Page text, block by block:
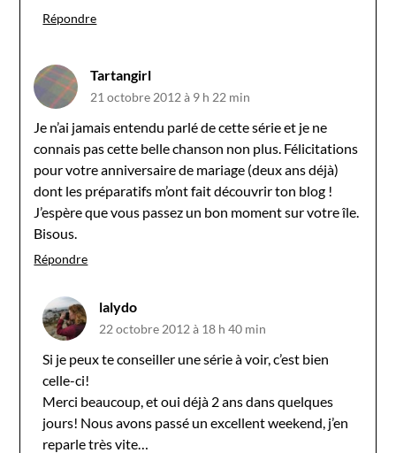
Répondre
Tartangirl
21 octobre 2012 à 9 h 22 min
Je n’ai jamais entendu parlé de cette série et je ne
connais pas cette belle chanson non plus. Félicitations
pour votre anniversaire de mariage (deux ans déjà)
dont les préparatifs m’ont fait découvrir ton blog !
J’espère que vous passez un bon moment sur votre île.
Bisous.
Répondre
lalydo
22 octobre 2012 à 18 h 40 min
Si je peux te conseiller une série à voir, c’est bien
celle-ci!
Merci beaucoup, et oui déjà 2 ans dans quelques
jours! Nous avons passé un excellent weekend, j’en
reparle très vite…